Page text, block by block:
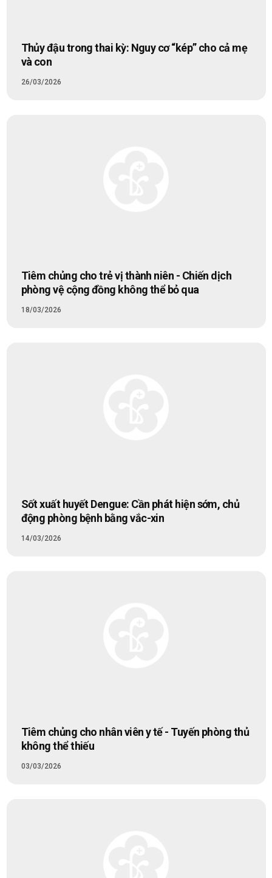
Thủy đậu trong thai kỳ: Nguy cơ “kép” cho cả mẹ
và con
26/03/2026
Tiêm chủng cho trẻ vị thành niên - Chiến dịch
phòng vệ cộng đồng không thể bỏ qua
18/03/2026
Sốt xuất huyết Dengue: Cần phát hiện sớm, chủ
động phòng bệnh bằng vắc-xin
14/03/2026
Tiêm chủng cho nhân viên y tế - Tuyến phòng thủ
không thể thiếu
03/03/2026